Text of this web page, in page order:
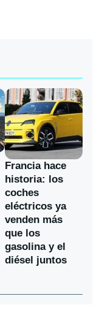
Francia hace
historia: los
coches
eléctricos ya
venden más
que los
gasolina y el
diésel juntos